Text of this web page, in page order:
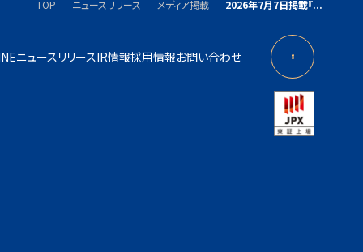
ニュースリリースIR情報採用情報お問い合わせ
TOP ニュースリリース メディア掲載 2026年7月7日掲載『...